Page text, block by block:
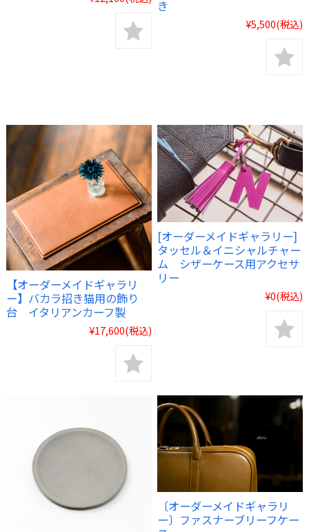
き
¥5,500(税込)
【オーダーメイドギャラリ
ー】バカラ招き猫用の飾り
台 イタリアンカーフ製
¥17,600(税込)
[オーダーメイドギャラリー]
タッセル＆イニシャルチャー
ム シザーケース用アクセサ
リー
¥0(税込)
〔オーダーメイドギャラリ
ー〕ファスナーブリーフケー